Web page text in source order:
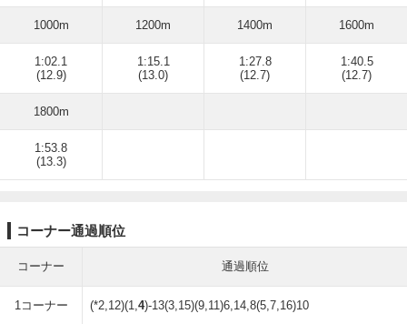
1000m 1200m 1400m 1600m
1:02.1
(12.9)
1:15.1
(13.0)
1:27.8
(12.7)
1:40.5
(12.7)
1800m
1:53.8
(13.3)
コーナー通過順位
コーナー 通過順位
1コーナー (*2,12)(1,4)-13(3,15)(9,11)6,14,8(5,7,16)10